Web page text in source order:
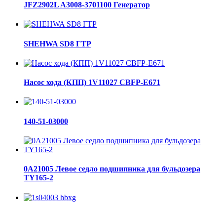
JFZ2902L A3008-3701100 Генератор
SHEHWA SD8 ГТР
Насос хода (КПП) 1V11027 CBFP-E671
140-51-03000
0A21005 Левое седло подшипника для бульдозера
TY165-2